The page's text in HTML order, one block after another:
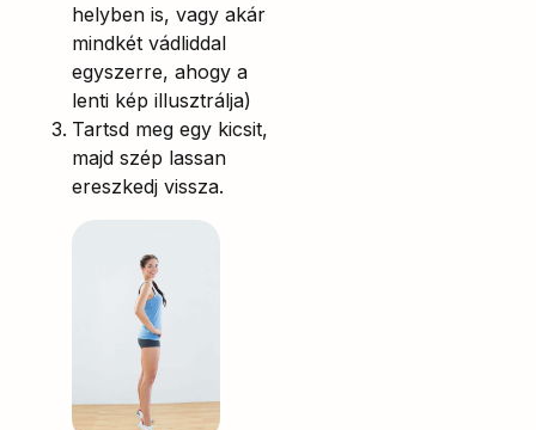
helyben is, vagy akár
mindkét vádliddal
egyszerre, ahogy a
lenti kép illusztrálja)
Tartsd meg egy kicsit,
majd szép lassan
ereszkedj vissza.